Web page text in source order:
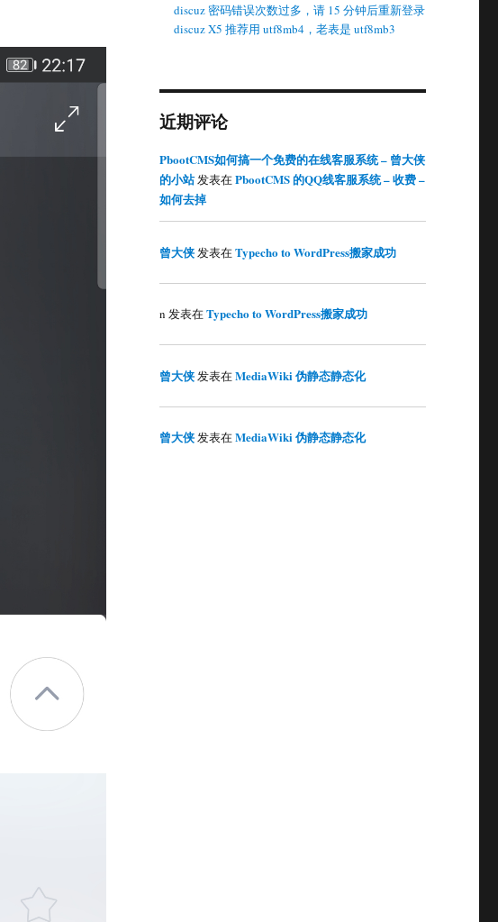
discuz 密码错误次数过多，请 15 分钟后重新登录
discuz X5 推荐用 utf8mb4，老表是 utf8mb3
近期评论
PbootCMS如何搞一个免费的在线客服系统 – 曾大侠
的小站发表在PbootCMS 的QQ线客服系统 – 收费 –
如何去掉
曾大侠发表在Typecho to WordPress搬家成功
n 发表在Typecho to WordPress搬家成功
曾大侠发表在MediaWiki 伪静态静态化
曾大侠发表在MediaWiki 伪静态静态化